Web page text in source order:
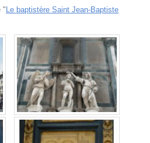
" Le baptistère Saint Jean-Baptiste